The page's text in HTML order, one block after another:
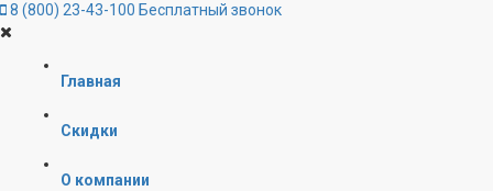
8 (800) 23-43-100 Бесплатный звонок
Главная
Скидки
О компании